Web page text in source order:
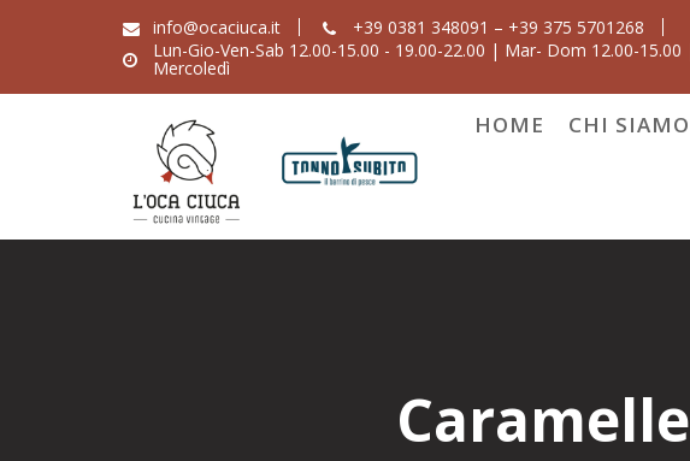
info@ocaciuca.it
+39 0381 348091 – +39 375 5701268
Lun-Gio-Ven-Sab 12.00-15.00 - 19.00-22.00 | Mar- Dom 12.00-15.00
Mercoledì
HOME CHI SIAMO